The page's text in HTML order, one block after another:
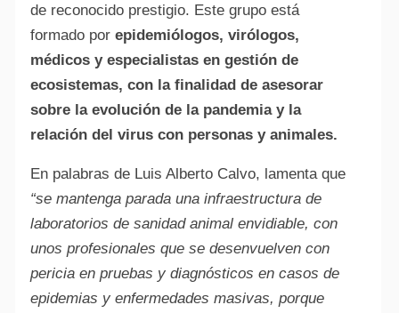
de reconocido prestigio. Este grupo está
formado por epidemiólogos, virólogos,
médicos y especialistas en gestión de
ecosistemas, con la finalidad de asesorar
sobre la evolución de la pandemia y la
relación del virus con personas y animales.
En palabras de Luis Alberto Calvo, lamenta que
“se mantenga parada una infraestructura de
laboratorios de sanidad animal envidiable, con
unos profesionales que se desenvuelven con
pericia en pruebas y diagnósticos en casos de
epidemias y enfermedades masivas, porque